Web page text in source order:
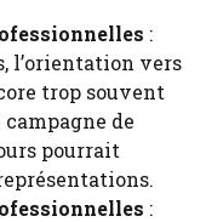
:
l’orientation vers
trop souvent
de
pourrait
: